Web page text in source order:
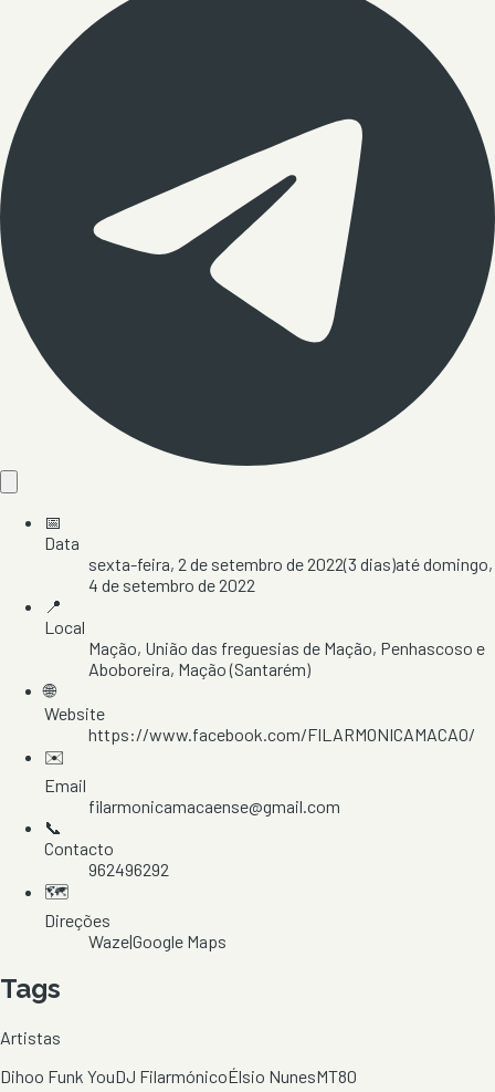
📅
Data
sexta-feira, 2 de setembro de 2022(3 dias)atédomingo,
4 de setembro de 2022
📍
Local
Mação, União das freguesias de Mação, Penhascoso e
Aboboreira, Mação(Santarém)
🌐
Website
https://www.facebook.com/FILARMONICAMACAO/
✉️
Email
filarmonicamacaense@gmail.com
📞
Contacto
962496292
🗺️
Direções
Waze|Google Maps
Tags
Artistas
Dihoo Funk YouDJ FilarmónicoÉlsio NunesMT80